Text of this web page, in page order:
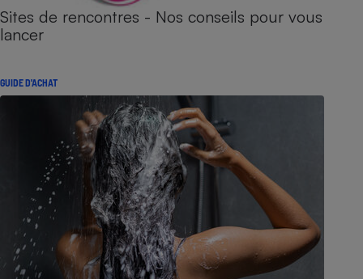
Sites de rencontres - Nos conseils pour vous
lancer
GUIDE D'ACHAT